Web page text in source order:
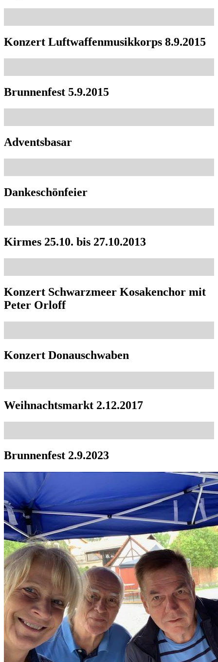
Konzert Luftwaffenmusikkorps 8.9.2015
Brunnenfest 5.9.2015
Adventsbasar
Dankeschönfeier
Kirmes 25.10. bis 27.10.2013
Konzert Schwarzmeer Kosakenchor mit
Peter Orloff
Konzert Donauschwaben
Weihnachtsmarkt 2.12.2017
Brunnenfest 2.9.2023